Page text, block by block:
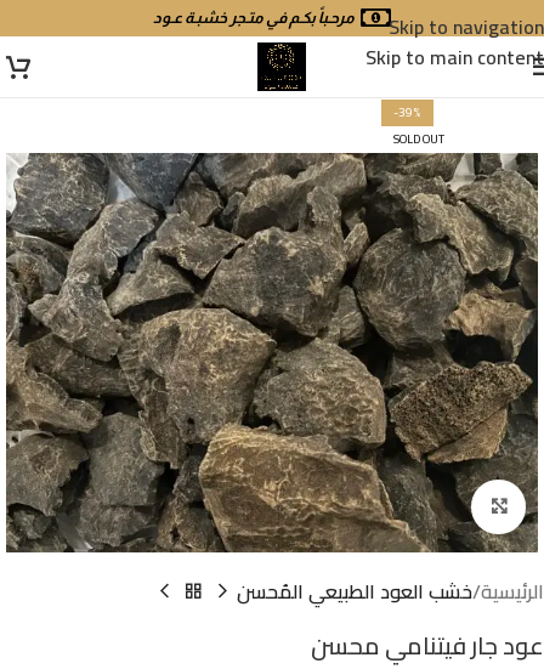
Skip to navigation
Skip to main content
مرحـباً بكـم في متـجر خشبـة عـود
-39%
SOLD OUT
Click to enlarge
الرئيسية خشب العود الطبيعي المُحسن
عود جار فيتنامي محسن